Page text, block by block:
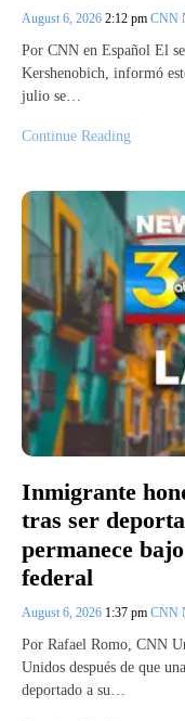
August 6, 2026 2:12 pm CNN
Por CNN en Español El
Kershenobich, informó
julio se…
Continue Reading
Inmigrante
tras ser
permanece
federal
August 6, 2026 1:37 pm CNN
Por Rafael Romo, CNN
Unidos después de que
deportado a su…